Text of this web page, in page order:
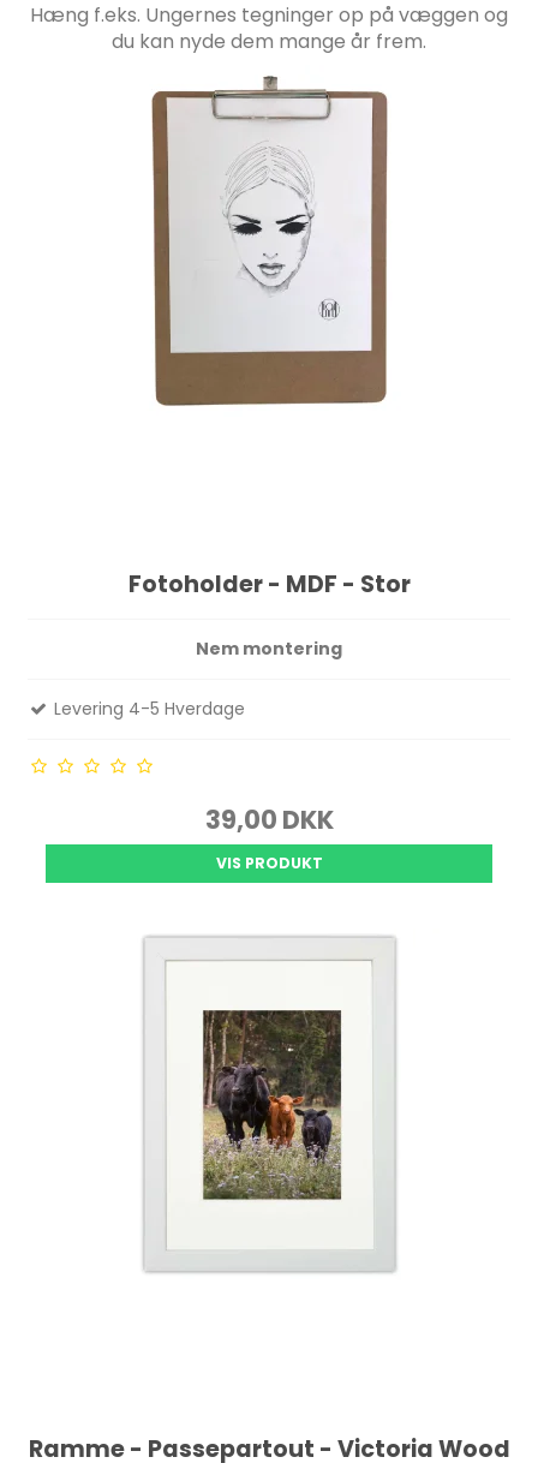
Hæng f.eks. Ungernes tegninger op på væggen og
du kan nyde dem mange år frem.
Fotoholder - MDF - Stor
Nem montering
Levering 4-5 Hverdage
39,00 DKK
VIS PRODUKT
Ramme - Passepartout - Victoria Wood